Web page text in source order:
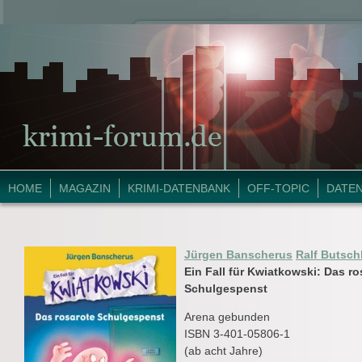
HOME MAGAZIN KRIMI-DATENBANK OFF-TOPIC
Jürgen Banscherus Ralf
Ein Fall für Kwiatkowski: Das
Schulgespenst
Arena gebunden
ISBN 3-401-05806-1
(ab acht Jahre)